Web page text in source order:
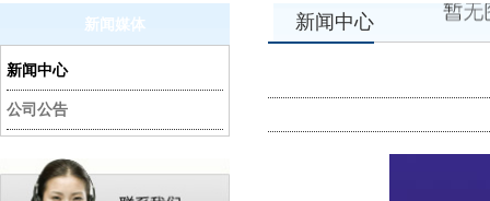
新闻媒体
新闻中心
公司公告
新闻中心